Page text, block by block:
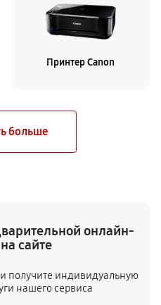
Принтер Canon
онлайн-
сайте
и получите индивидуальную
нашего сервиса